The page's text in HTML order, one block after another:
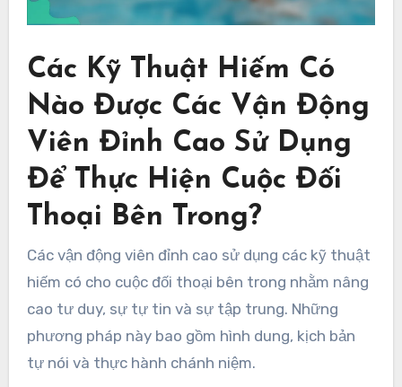
Các Kỹ Thuật Hiếm Có
Nào Được Các Vận Động
Viên Đỉnh Cao Sử Dụng
Để Thực Hiện Cuộc Đối
Thoại Bên Trong?
Các vận động viên đỉnh cao sử dụng các kỹ thuật
hiếm có cho cuộc đối thoại bên trong nhằm nâng
cao tư duy, sự tự tin và sự tập trung. Những
phương pháp này bao gồm hình dung, kịch bản
tự nói và thực hành chánh niệm.